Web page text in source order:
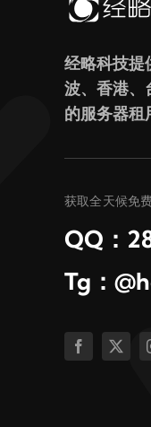
经略科技提
波、香港、
的服务器租
获取全天候免
QQ：
Tg：